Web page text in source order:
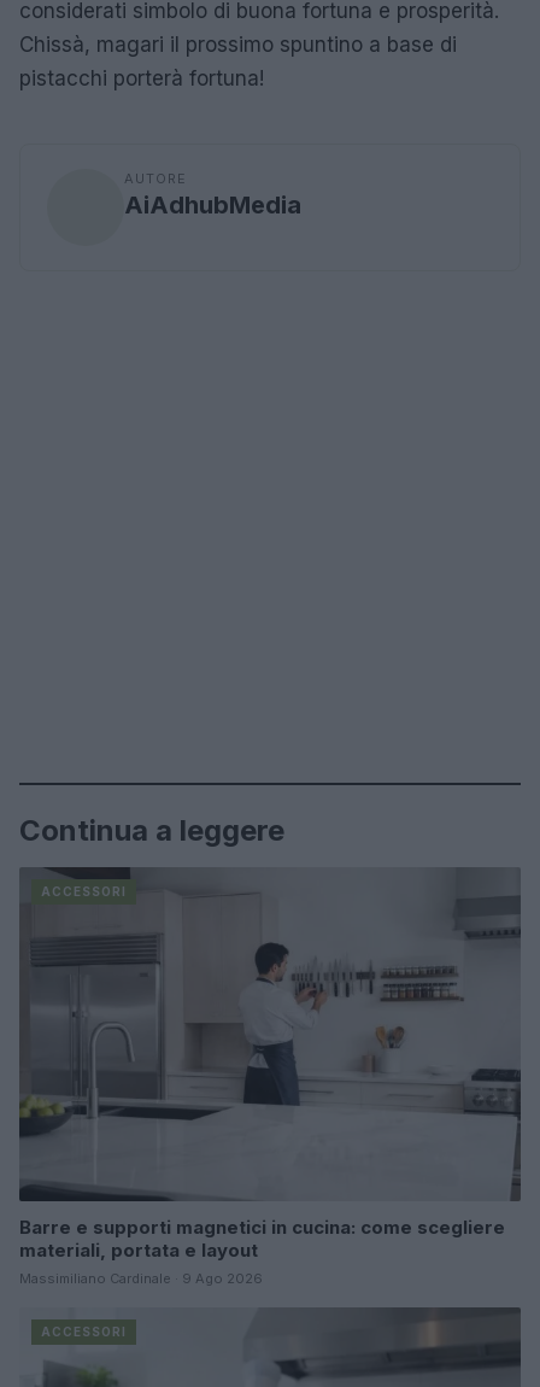
considerati simbolo di buona fortuna e prosperità.
Chissà, magari il prossimo spuntino a base di
pistacchi porterà fortuna!
AUTORE
AiAdhubMedia
Continua a leggere
ACCESSORI
Barre e supporti magnetici in cucina: come scegliere
materiali, portata e layout
Massimiliano Cardinale · 9 Ago 2026
ACCESSORI